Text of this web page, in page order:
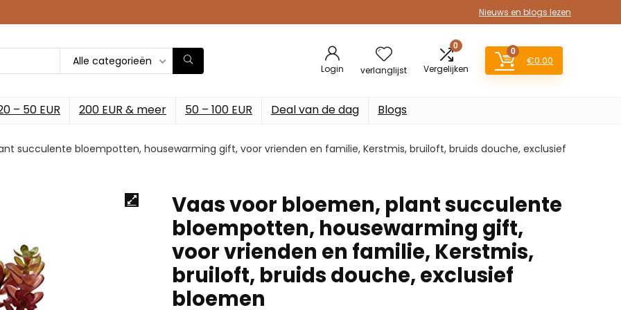
Nieuws en blogs lezen
Alle categorieën
Login verlanglijst
0
Vergelijken
0
€0.00
– 50 EUR 200 EUR & meer 50 – 100 EUR Deal van de dag Blogs
succulente bloempotten, housewarming gift, voor vrienden en familie, Kerstmis, bruiloft, bruids douche, exclusief
Vaas voor bloemen, plant succulente
bloempotten, housewarming gift,
voor vrienden en familie, Kerstmis,
bruiloft, bruids douche, exclusief
bloemen